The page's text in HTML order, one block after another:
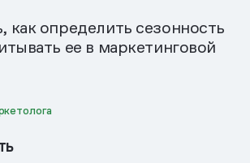
как определить сезонность
ее в маркетинговой